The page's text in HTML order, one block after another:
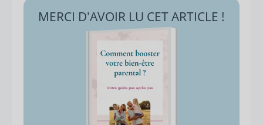
MERCI D'AVOIR LU CET ARTICLE !